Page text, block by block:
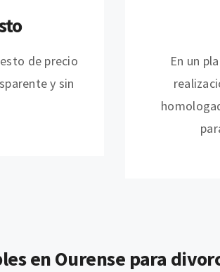
de precio
y sin
En un
en Ourense para